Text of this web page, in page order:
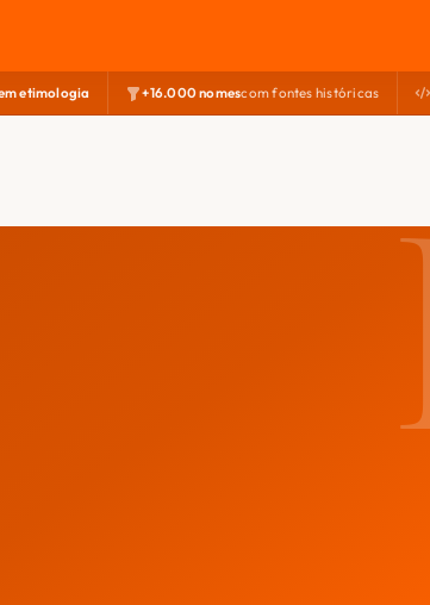
etimologia +16.000 nomescom fontes históricas